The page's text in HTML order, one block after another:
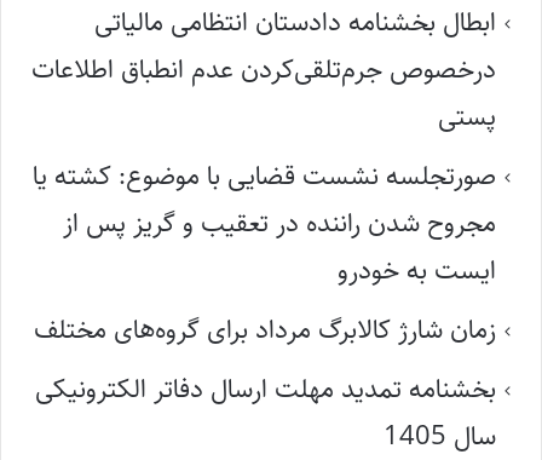
ابطال بخشنامه دادستان انتظامی مالیاتی
درخصوص جرم‌تلقی‌کردن عدم انطباق اطلاعات
پستی
صورتجلسه نشست قضایی با موضوع: کشته یا
مجروح شدن راننده در تعقیب و گریز پس از
ایست به خودرو
زمان شارژ کالابرگ مرداد برای گروه‌های مختلف
بخشنامه تمدید مهلت ارسال دفاتر الکترونیکی
سال 1405